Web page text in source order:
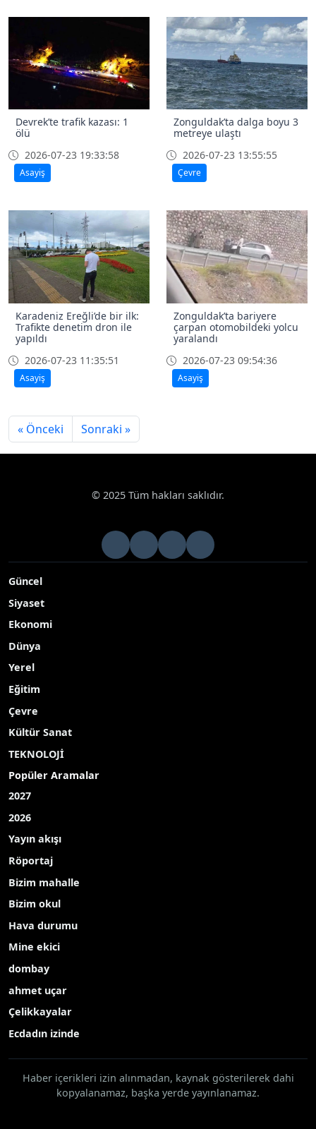
Devrek’te trafik kazası: 1
ölü
2026-07-23 19:33:58
Asayiş
Zonguldak’ta dalga boyu 3
metreye ulaştı
2026-07-23 13:55:55
Çevre
Karadeniz Ereğli’de bir ilk:
Trafikte denetim dron ile
yapıldı
2026-07-23 11:35:51
Asayiş
Zonguldak’ta bariyere
çarpan otomobildeki yolcu
yaralandı
2026-07-23 09:54:36
Asayiş
« Önceki Sonraki »
© 2025 Tüm hakları saklıdır.
Güncel
Siyaset
Ekonomi
Dünya
Yerel
Eğitim
Çevre
Kültür Sanat
TEKNOLOJİ
Popüler Aramalar
2027
2026
Yayın akışı
Röportaj
Bizim mahalle
Bizim okul
Hava durumu
Mine ekici
dombay
ahmet uçar
Çelikkayalar
Ecdadın izinde
Haber içerikleri izin alınmadan, kaynak gösterilerek dahi
kopyalanamaz, başka yerde yayınlanamaz.